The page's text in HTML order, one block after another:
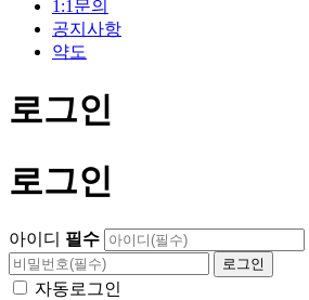
1:1문의
공지사항
약도
로그인
로그인
아이디 필수
자동로그인